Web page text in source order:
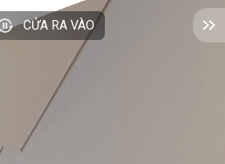
CỬA RA VÀO